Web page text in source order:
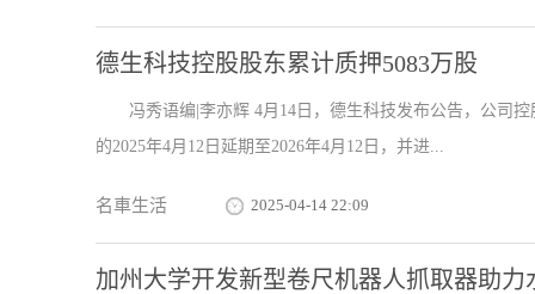
德生科技控股股东累计质押5083万股
冯秀语编|李亦辉 4月14日，德生科技发布公告，公司
的2025年4月12日延期至2026年4月12日，并进...
名車生活 2025-04-14 22:09
加州大学开发新型卷尺机器人抓取器助力